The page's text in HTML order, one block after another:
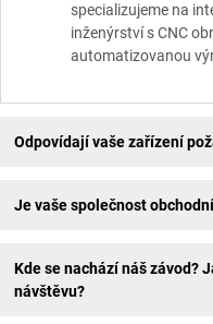
specializujeme na
inženýrství s CNC
automatizovanou
Odpovídají vaše zařízení
Je vaše společnost
Kde se nachází náš závod?
návštěvu?